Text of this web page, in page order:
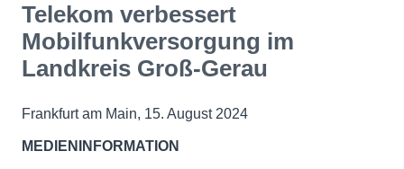
Telekom verbessert
Mobilfunkversorgung im
Landkreis Groß-Gerau
Frankfurt am Main, 15. August 2024
MEDIENINFORMATION